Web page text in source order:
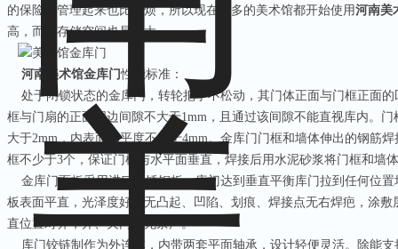
的保险箱管理起来也比较烦，所以现在很多的美术馆都开始使用河南美
高，而且存储空间也是更大。
河南美术馆金库门性能标准：
处于闭锁状态的金库门，转轮把手不松动，其门体正面与门框正面
框与门扇的正面周边间隙不大于1mm ，且通过该间隙不能直视库内。
大于2mm，内表面的平度不大于4mm。金库门门框和墙体伸出的钢筋
框不少于3个，保证门框与水平面垂直，焊接后用水泥砂浆将门框和墙体
金库门面板采用进口不锈钢板，库门达到垂直平衡库门拉到任何位
板表面平直，光泽度好，无凸起、凹陷、划痕、焊接点无右焊疤，涂
直位置对齐，开、关门时无杂声。
库门铰链制作为外连体，内带两套平面轴承，设计轻便灵活。除能